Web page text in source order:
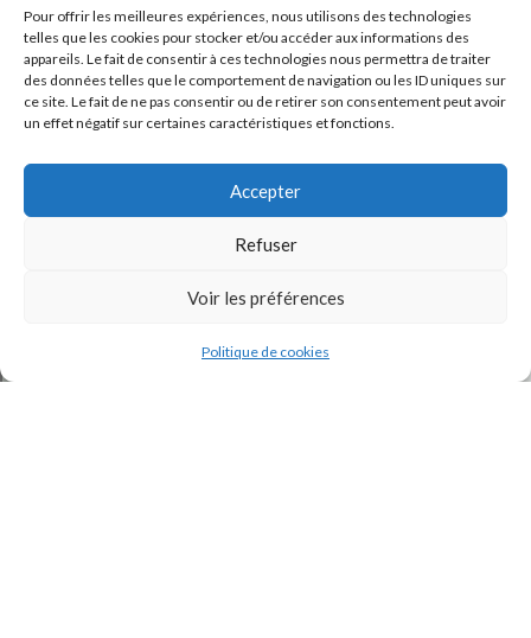
Pour offrir les meilleures expériences, nous utilisons des technologies
telles que les cookies pour stocker et/ou accéder aux informations des
appareils. Le fait de consentir à ces technologies nous permettra de traiter
des données telles que le comportement de navigation ou les ID uniques sur
ce site. Le fait de ne pas consentir ou de retirer son consentement peut avoir
un effet négatif sur certaines caractéristiques et fonctions.
Accepter
Refuser
Voir les préférences
Politique de cookies
Message
Politique de confidentialitéde ce site.